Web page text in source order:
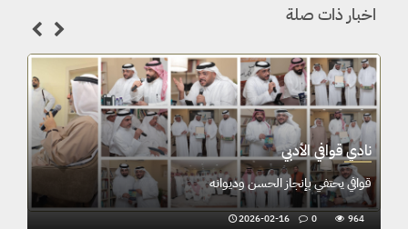
اخبار ذات صلة
نادي قوافي الأدبي
المعيوف يُبحر في عوالم أبي العلاء المعرّي